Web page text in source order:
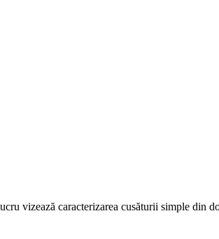
vizează caracterizarea cusăturii simple din